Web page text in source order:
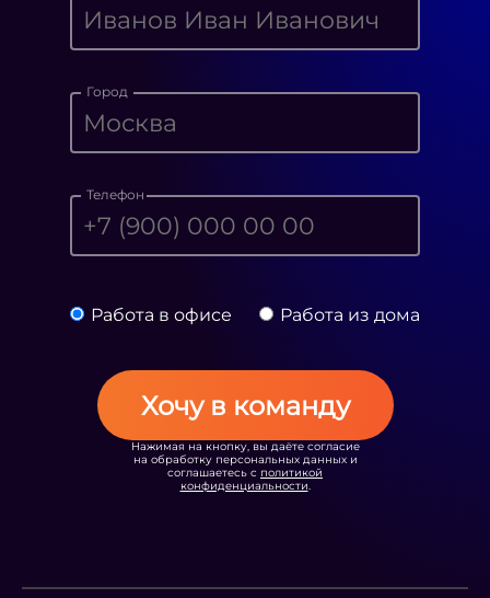
Город
Телефон
Работа в офисе Работа из дома
Хочу в команду
Нажимая на кнопку, вы даёте согласие
на обработку персональных данных и
соглашаетесь с политикой
конфиденциальности.